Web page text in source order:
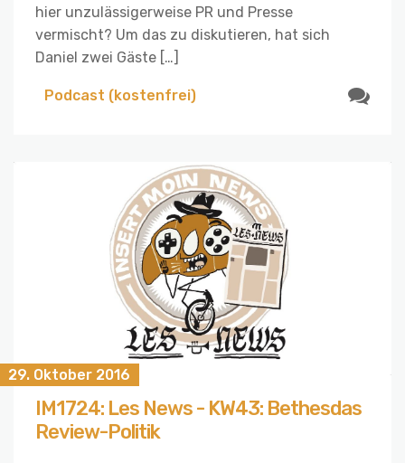
hier unzulässigerweise PR und Presse
vermischt? Um das zu diskutieren, hat sich
Daniel zwei Gäste […]
Podcast (kostenfrei)
29. Oktober 2016
IM1724: Les News - KW43: Bethesdas
Review-Politik